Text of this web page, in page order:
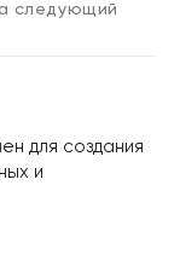
следующий
для создания
и